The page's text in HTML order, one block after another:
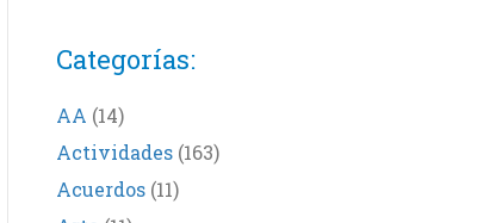
Categorías:
AA (14)
Actividades(163)
Acuerdos(11)